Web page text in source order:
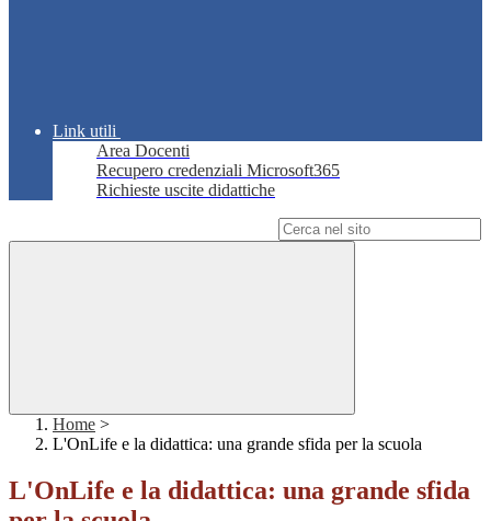
Link utili
Area Docenti
Recupero credenziali Microsoft365
Richieste uscite didattiche
Home >
L'OnLife e la didattica: una grande sfida per la scuola
L'OnLife e la didattica: una grande sfida